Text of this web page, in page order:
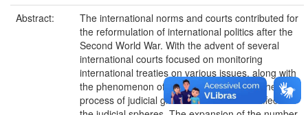
Abstract:
The international norms and courts contributed for
the reformulation of international politics after the
Second World War. With the advent of several
international courts focused on monitoring
international treaties on various issues, along with
the phenomenon of globalization, there is the
process of judicial globalization that also affects